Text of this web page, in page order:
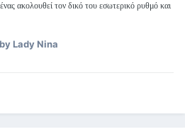
ακολουθεί τον δικό του εσωτερικό ρυθμό και
by Lady Nina